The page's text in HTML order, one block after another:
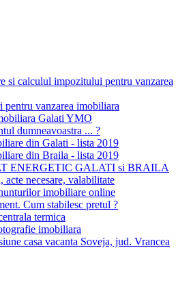
si calculul impozitului pentru vanzarea
pentru vanzarea imobiliara
Galati YMO
dumneavoastra ... ?
din Galati - lista 2019
din Braila - lista 2019
ENERGETIC GALATI si BRAILA
acte necesare, valabilitate
imobiliare online
Cum stabilesc pretul ?
termica
imobiliara
casa vacanta Soveja, jud. Vrancea